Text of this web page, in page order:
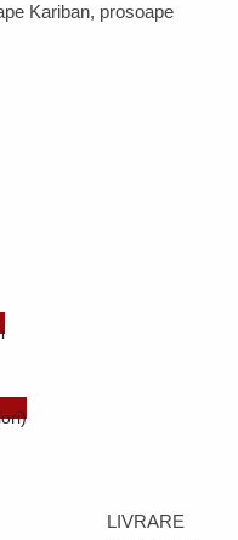
Kariban, prosoape
LIVRARE